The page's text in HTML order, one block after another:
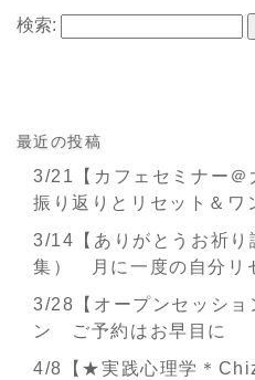
検索:
最近の投稿
3/21【カフェセミナー＠
振り返りとリセット＆ワ
3/14【ありがとうお祈り
集） 月に一度の自分リ
3/28【オープンセッショ
ン ご予約はお早目に
4/8【★実践心理学＊